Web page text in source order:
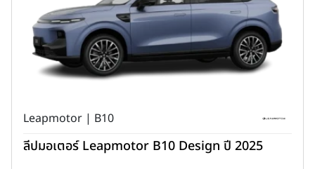
Leapmotor | B10
ลีปมอเตอร์ Leapmotor B10 Design ปี 2025